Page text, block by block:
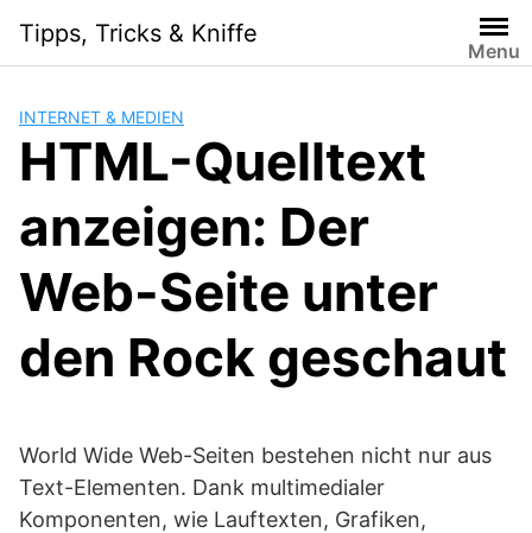
content
Tipps, Tricks & Kniffe
Menu
INTERNET & MEDIEN
HTML-Quelltext
anzeigen: Der
Web-Seite unter
den Rock geschaut
World Wide Web-Seiten bestehen nicht nur aus
Text-Elementen. Dank multimedialer
Komponenten, wie Lauftexten, Grafiken,